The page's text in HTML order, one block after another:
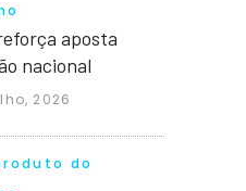
aposta
nacional
2026
do